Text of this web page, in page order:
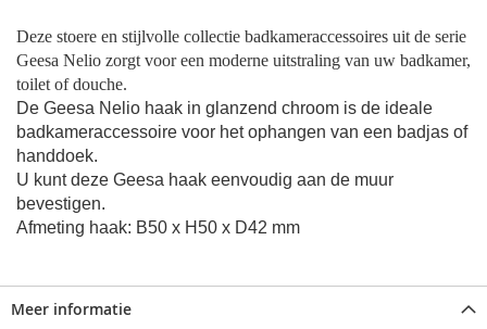
Deze stoere en stijlvolle collectie badkameraccessoires uit de serie
Geesa Nelio zorgt voor een moderne uitstraling van uw badkamer,
toilet of douche.
De Geesa Nelio haak in glanzend chroom is de ideale
badkameraccessoire voor het ophangen van een badjas of
handdoek.
U kunt deze Geesa haak eenvoudig aan de muur
bevestigen.
Afmeting haak: B50 x H50 x D42 mm
Meer informatie